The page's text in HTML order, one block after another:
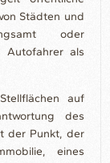
Städten und
oder
Autofahrer als
auf
des
der Punkt, der
eines